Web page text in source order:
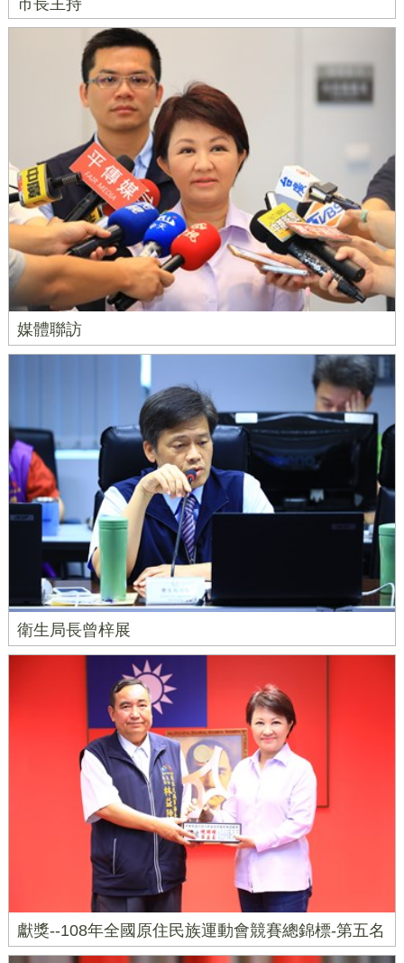
媒體聯訪
衛生局長曾梓展
獻獎--108年全國原住民族運動會競賽總錦標-第五名